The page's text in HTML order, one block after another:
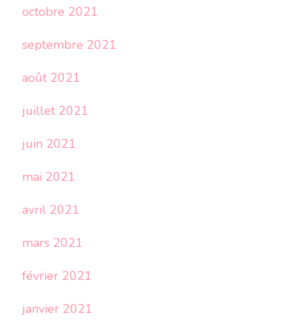
octobre 2021
septembre 2021
août 2021
juillet 2021
juin 2021
mai 2021
avril 2021
mars 2021
février 2021
janvier 2021